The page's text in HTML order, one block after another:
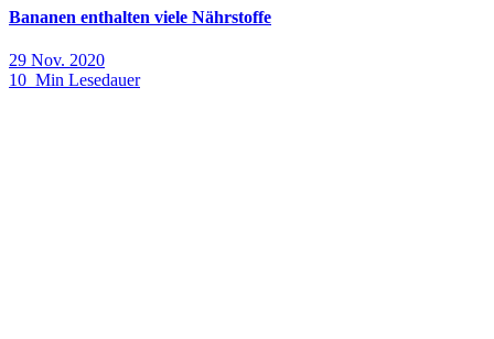
Bananen enthalten viele Nährstoffe
29 Nov. 2020
10 Min Lesedauer